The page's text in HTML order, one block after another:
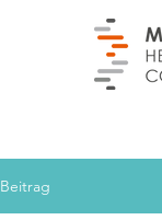
Beitrag